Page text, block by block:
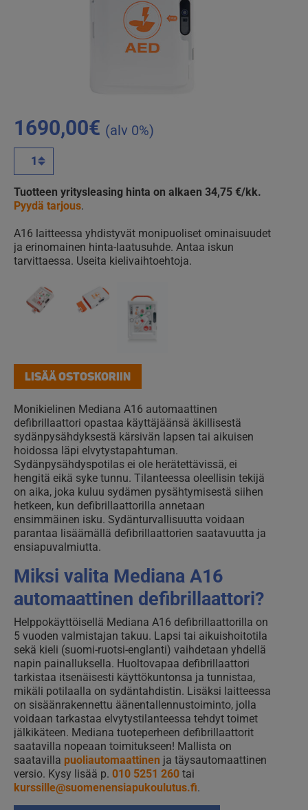
1690,00€ (alv 0%)
defibrillaattori
määrä
Tuotteen yritysleasing hinta on alkaen 34,75 €/kk.
Pyydä tarjous.
A16 laitteessa yhdistyvät monipuoliset ominaisuudet
ja erinomainen hinta-laatusuhde. Antaa iskun
tarvittaessa. Useita kielivaihtoehtoja.
LISÄÄ OSTOSKORIIN
Monikielinen Mediana A16 automaattinen
defibrillaattori opastaa käyttäjäänsä äkillisestä
sydänpysähdyksestä kärsivän lapsen tai aikuisen
hoidossa läpi elvytystapahtuman.
Sydänpysähdyspotilas ei ole herätettävissä, ei
hengitä eikä syke tunnu. Tilanteessa oleellisin tekijä
on aika, joka kuluu sydämen pysähtymisestä siihen
hetkeen, kun defibrillaattorilla annetaan
ensimmäinen isku. Sydänturvallisuutta voidaan
parantaa lisäämällä defibrillaattorien saatavuutta ja
ensiapuvalmiutta.
Miksi valita Mediana A16
automaattinen defibrillaattori?
Helppokäyttöisellä Mediana A16 defibrillaattorilla on
5 vuoden valmistajan takuu. Lapsi tai aikuishoitotila
sekä kieli (suomi-ruotsi-englanti) vaihdetaan yhdellä
napin painalluksella. Huoltovapaa defibrillaattori
tarkistaa itsenäisesti käyttökuntonsa ja tunnistaa,
mikäli potilaalla on sydäntahdistin. Lisäksi laitteessa
on sisäänrakennettu äänentallennustoiminto, jolla
voidaan tarkastaa elvytystilanteessa tehdyt toimet
jälkikäteen. Mediana tuoteperheen defibrillaattorit
saatavilla nopeaan toimitukseen! Mallista on
saatavilla puoliautomaattinen ja täysautomaattinen
versio. Kysy lisää p. 010 5251 260 tai
kurssille@suomenensiapukoulutus.fi.